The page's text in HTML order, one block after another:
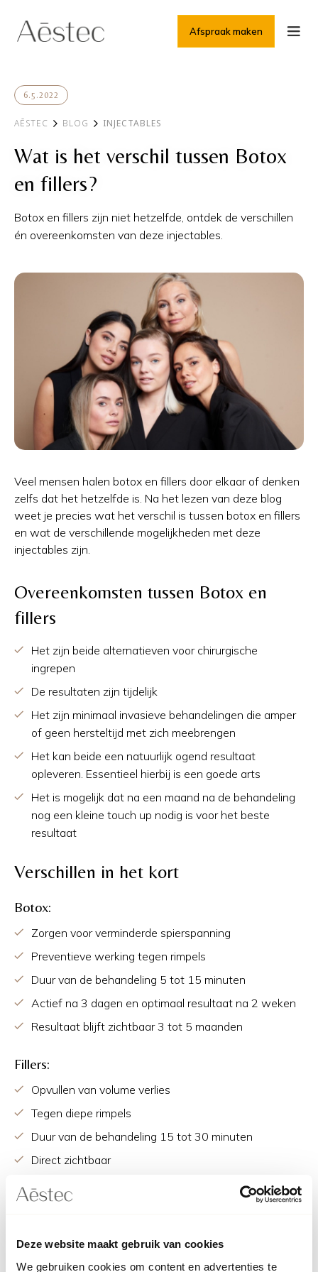
Deze website maakt gebruik van cookies
We gebruiken cookies om content en advertenties te
Afspraak maken
6.5.2022
AĒSTEC BLOG INJECTABLES
Wat is het verschil tussen Botox
en fillers?
Botox en fillers zijn niet hetzelfde, ontdek de verschillen
én overeenkomsten van deze injectables.
Veel mensen halen botox en fillers door elkaar of denken
zelfs dat het hetzelfde is. Na het lezen van deze blog
weet je precies wat het verschil is tussen botox en fillers
en wat de verschillende mogelijkheden met deze
injectables zijn.
Overeenkomsten tussen Botox en
fillers
Het zijn beide alternatieven voor chirurgische
ingrepen
De resultaten zijn tijdelijk
Het zijn minimaal invasieve behandelingen die amper
of geen hersteltijd met zich meebrengen
Het kan beide een natuurlijk ogend resultaat
opleveren. Essentieel hierbij is een goede arts
Het is mogelijk dat na een maand na de behandeling
nog een kleine touch up nodig is voor het beste
resultaat
Verschillen in het kort
Botox:
Zorgen voor verminderde spierspanning
Preventieve werking tegen rimpels
Duur van de behandeling 5 tot 15 minuten
Actief na 3 dagen en optimaal resultaat na 2 weken
Resultaat blijft zichtbaar 3 tot 5 maanden
Fillers:
Opvullen van volume verlies
Tegen diepe rimpels
Duur van de behandeling 15 tot 30 minuten
Direct zichtbaar
Resultaat (afhankelijk van het merk fillers) 12-19
maanden zichtbaar
Wat is Botox?